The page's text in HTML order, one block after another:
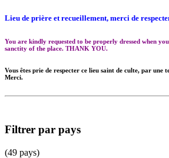
Lieu de prière et recueillement, merci de
You are kindly requested to be properly dressed when
sanctity of the place. THANK YOU.
Vous êtes prie de respecter ce lieu saint de culte, par une
Merci.
Filtrer par pays
(49 pays)